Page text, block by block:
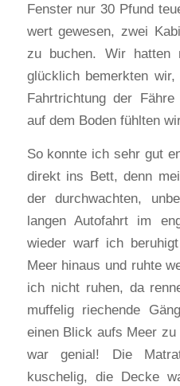
Fenster nur 30 Pfund
wert gewesen, zwei
zu buchen. Wir
glücklich bemerkten
Fahrtrichtung der
auf dem Boden fühlten
So konnte ich sehr gut
direkt ins Bett, denn
der durchwachten,
langen Autofahrt im
wieder warf ich
Meer hinaus und ruhte
ich nicht ruhen, da
muffelig riechende
einen Blick aufs Meer
war genial! Die
kuschelig, die Decke